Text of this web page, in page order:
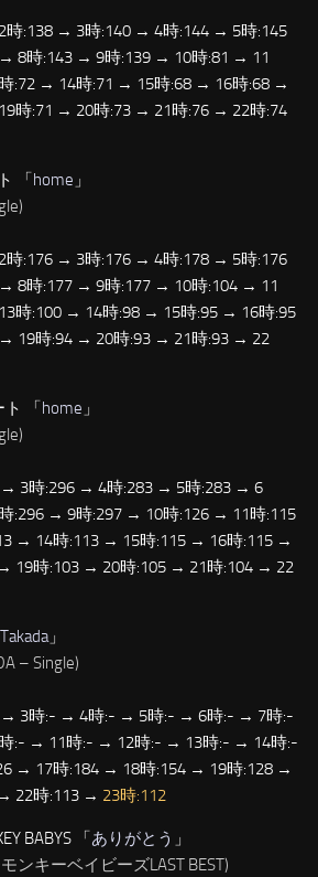
:138 → 3時:140 → 4時:144 → 5時:145
8時:143 → 9時:139 → 10時:81 → 11
:72 → 14時:71 → 15時:68 → 16時:68 →
時:71 → 20時:73 → 21時:76 → 22時:74
「home 」
:176 → 3時:176 → 4時:178 → 5時:176
8時:177 → 9時:177 → 10時:104 → 11
時:100 → 14時:98 → 15時:95 → 16時:95
19時:94 → 20時:93 → 21時:93 → 22
「home 」
3時:296 → 4時:283 → 5時:283 → 6
:296 → 9時:297 → 10時:126 → 11時:115
→ 14時:113 → 15時:115 → 16時:115 →
19時:103 → 20時:105 → 21時:104 → 22
」
– Single)
3時:- → 4時:- → 5時:- → 6時:- → 7時:-
:- → 11時:- → 12時:- → 13時:- → 14時:-
→ 17時:184 → 18時:154 → 19時:128 →
22時:113 → 23時:112
BABYS 「ありがとう 」
ンキーベイビーズLAST BEST)